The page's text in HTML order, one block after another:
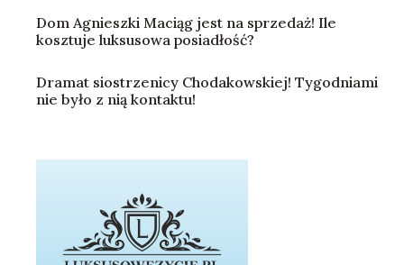
Dom Agnieszki Maciąg jest na sprzedaż! Ile
kosztuje luksusowa posiadłość?
Dramat siostrzenicy Chodakowskiej! Tygodniami
nie było z nią kontaktu!